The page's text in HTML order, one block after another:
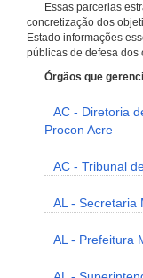
Essas parcerias
concretização dos
Estado informações
públicas de defesa dos
Órgãos que
AC - Diretoria
Procon Acre
AC - Tribunal
AL - Secretaria
AL - Prefeitura